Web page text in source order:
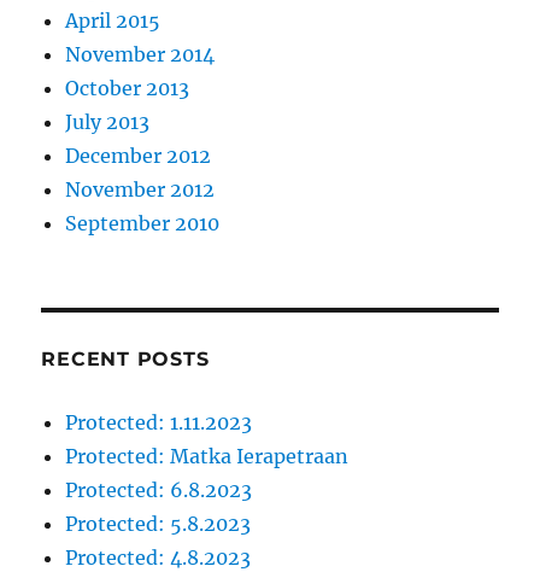
April 2015
November 2014
October 2013
July 2013
December 2012
November 2012
September 2010
RECENT POSTS
Protected: 1.11.2023
Protected: Matka Ierapetraan
Protected: 6.8.2023
Protected: 5.8.2023
Protected: 4.8.2023